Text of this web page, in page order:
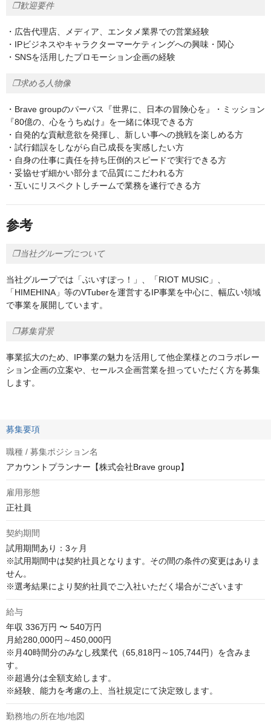
❐歓迎要件
・広告代理店、メディア、エンタメ業界での営業経験
・IPビジネスやキャラクターマーケティングへの興味・関心
・SNSを活用したプロモーション企画の経験
❐求める人物像
・Brave groupのパーパス『世界に、日本の冒険心を』・ミッション
『80億の、心をうちぬけ』を一緒に体現できる方
・自発的な貢献意欲を発揮し、新しい事への挑戦を楽しめる方
・試行錯誤をしながら自己成長を実感したい方
・自身の仕事に責任を持ち圧倒的スピードで実行できる方
・妥協せず細かい部分まで品質にこだわれる方
・互いにリスペクトしチームで業務を遂行できる方
参考
❐当社グループについて
当社グループでは「ぶいすぽっ！」、「RIOT MUSIC」、
「HIMEHINA」等のVTuberを運営するIP事業を中心に、幅広い領域
で事業を展開しています。
❐募集背景
事業拡大のため、IP事業の魅力を活用して他企業様とのコラボレー
ション企画の立案や、セールス企画営業を担っていただく方を募集
します。
募集要項
職種 / 募集ポジション名
アカウントプランナー【株式会社Brave group】
雇用形態
正社員
契約期間
試用期間あり：3ヶ月
※試用期間中は契約社員となります。その間の条件の変更はありま
せん。
※選考結果により契約社員でご入社いただく場合がございます
給与
年収 336万円 〜 540万円
月給280,000円～450,000円
※月40時間分のみなし残業代（65,818円～105,744円）を含みま
す。
※超過分は全額支給します。
※経験、能力を考慮の上、当社規定にて決定致します。
勤務地の所在地/地図